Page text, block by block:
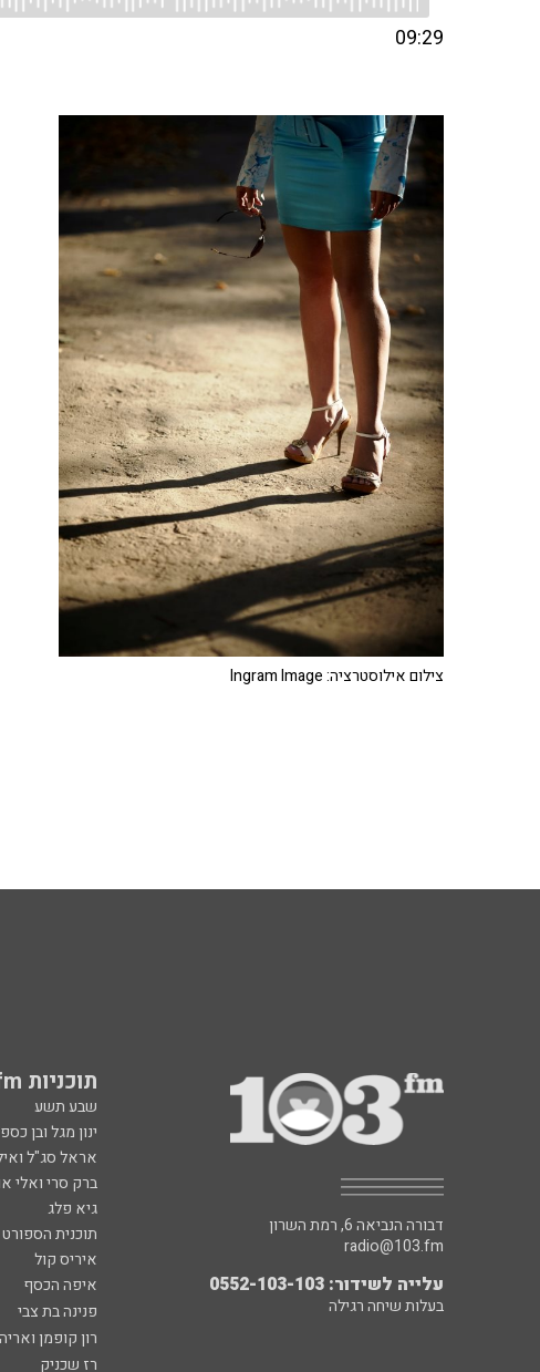
09:29
צילום אילוסטרציה: Ingram Image
תוכניות 103fm
שבע תשע
ינון מגל ובן
אראל סג"ל
ברק סרי ואלי
גיא פלג
תוכנית הספורט
איריס קול
איפה הכסף
פנינה בת צבי
רון קופמן
רז שכניק
דבורה הנביאה 6, רמת השרון
radio@103.fm
עלייה לשידור: 0552-103-103
בעלות שיחה רגילה